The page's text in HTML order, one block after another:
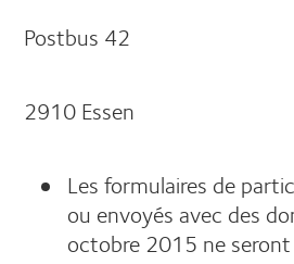
Postbus 42
2910 Essen
Les formulaires de
ou envoyés avec des
octobre 2015 ne